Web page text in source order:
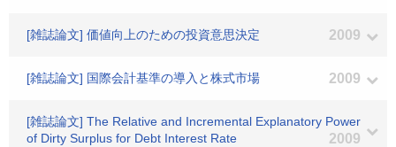
[雑誌論文] 価値向上のための投資意思決定 2009
[雑誌論文] 国際会計基準の導入と株式市場 2009
[雑誌論文] The Relative and Incremental Explanatory Power
of Dirty Surplus for Debt Interest Rate
2009